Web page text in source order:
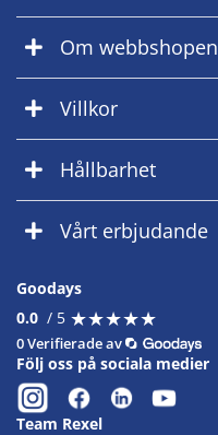
Om webbshopen
Villkor
Hållbarhet
Vårt erbjudande
Goodays
0.0 / 5 ★★★★★
★★★★★
0 Verifierade av
Följ oss på sociala medier
Team Rexel